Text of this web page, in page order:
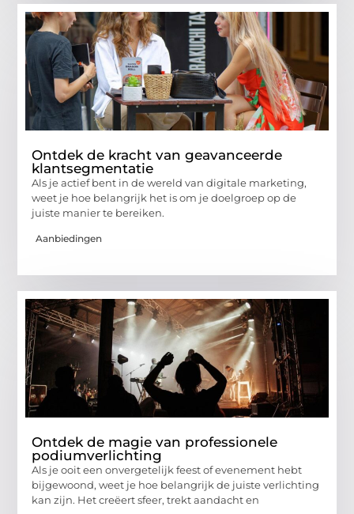
Ontdek de kracht van geavanceerde
klantsegmentatie
Als je actief bent in de wereld van digitale marketing,
weet je hoe belangrijk het is om je doelgroep op de
juiste manier te bereiken.
Aanbiedingen
Ontdek de magie van professionele
podiumverlichting
Als je ooit een onvergetelijk feest of evenement hebt
bijgewoond, weet je hoe belangrijk de juiste verlichting
kan zijn. Het creëert sfeer, trekt aandacht en